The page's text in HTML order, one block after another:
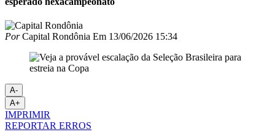
PorCapital Rondônia Em 13/06/2026 15:34
A-
A+
IMPRIMIR
REPORTAR ERROS